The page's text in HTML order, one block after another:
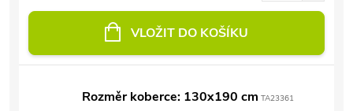
VLOŽIT DO KOŠÍKU
Rozměr koberce: 130x190 cm TA23361